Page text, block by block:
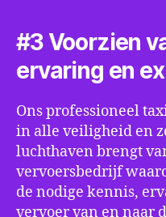
#3 Voorzien
ervaring en
Ons professioneel
in alle veiligheid en
luchthaven brengt
vervoersbedrijf
de nodige kennis,
vervoer van en naar